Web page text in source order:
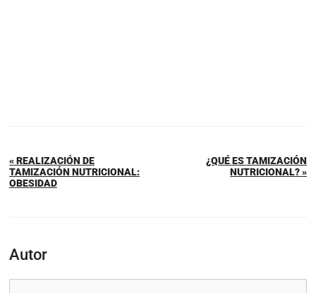
« REALIZACIÓN DE
TAMIZACIÓN NUTRICIONAL:
OBESIDAD
¿QUÉ ES TAMIZACIÓN
NUTRICIONAL? »
Autor